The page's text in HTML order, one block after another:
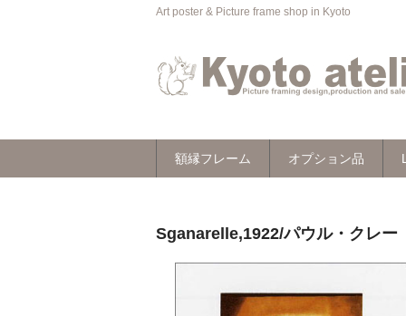
Art poster & Picture frame shop in Kyoto
額縁フレーム オプション品
Sganarelle,1922/パウル・クレー